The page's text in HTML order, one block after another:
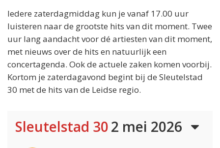
Iedere zaterdagmiddag kun je vanaf 17.00 uur
luisteren naar de grootste hits van dit moment. Twee
uur lang aandacht voor dé artiesten van dit moment,
met nieuws over de hits en natuurlijk een
concertagenda. Ook de actuele zaken komen voorbij.
Kortom je zaterdagavond begint bij de Sleutelstad
30 met de hits van de Leidse regio.
Sleutelstad 302 mei 2026